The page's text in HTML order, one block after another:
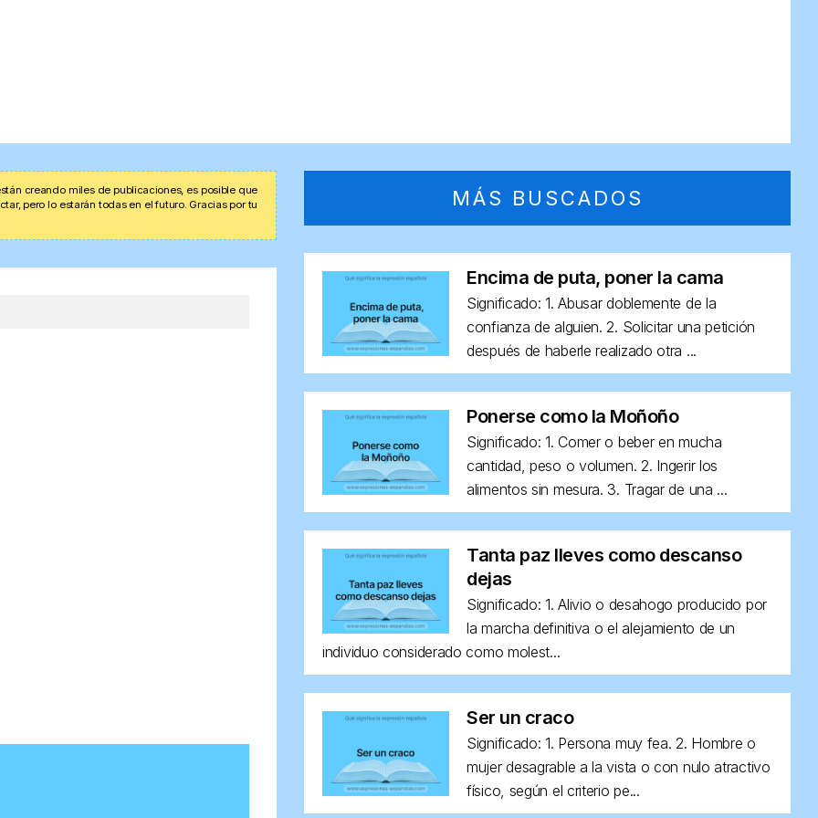
creando miles de publicaciones, es posible que
pero lo estarán todas en el futuro. Gracias por tu
MÁS BUSCADOS
Encima de puta, poner la cama
Significado: 1. Abusar doblemente de la
confianza de alguien. 2. Solicitar una petición
después de haberle realizado otra ...
Ponerse como la Moñoño
Significado: 1. Comer o beber en mucha
cantidad, peso o volumen. 2. Ingerir los
alimentos sin mesura. 3. Tragar de una ...
Tanta paz lleves como descanso
dejas
Significado: 1. Alivio o desahogo producido por
la marcha definitiva o el alejamiento de un
individuo considerado como molest...
Ser un craco
Significado: 1. Persona muy fea. 2. Hombre o
mujer desagrable a la vista o con nulo atractivo
físico, según el criterio pe...